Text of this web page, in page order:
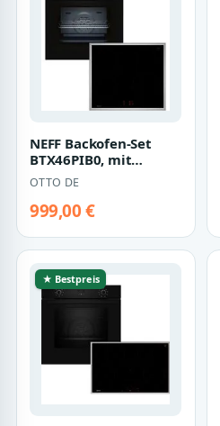
NEFF Backofen-Set
BTX46PIB0, mit
Teleskopauszug
nachrüstbar, Pyrolyse-
…
OTTO DE
999,00 €
★ Bestpreis